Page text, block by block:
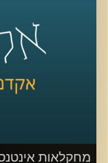
חלק ב׳ עם ד"ר
באוניברסיטת
קרדיט תמונות:
מחקלאות